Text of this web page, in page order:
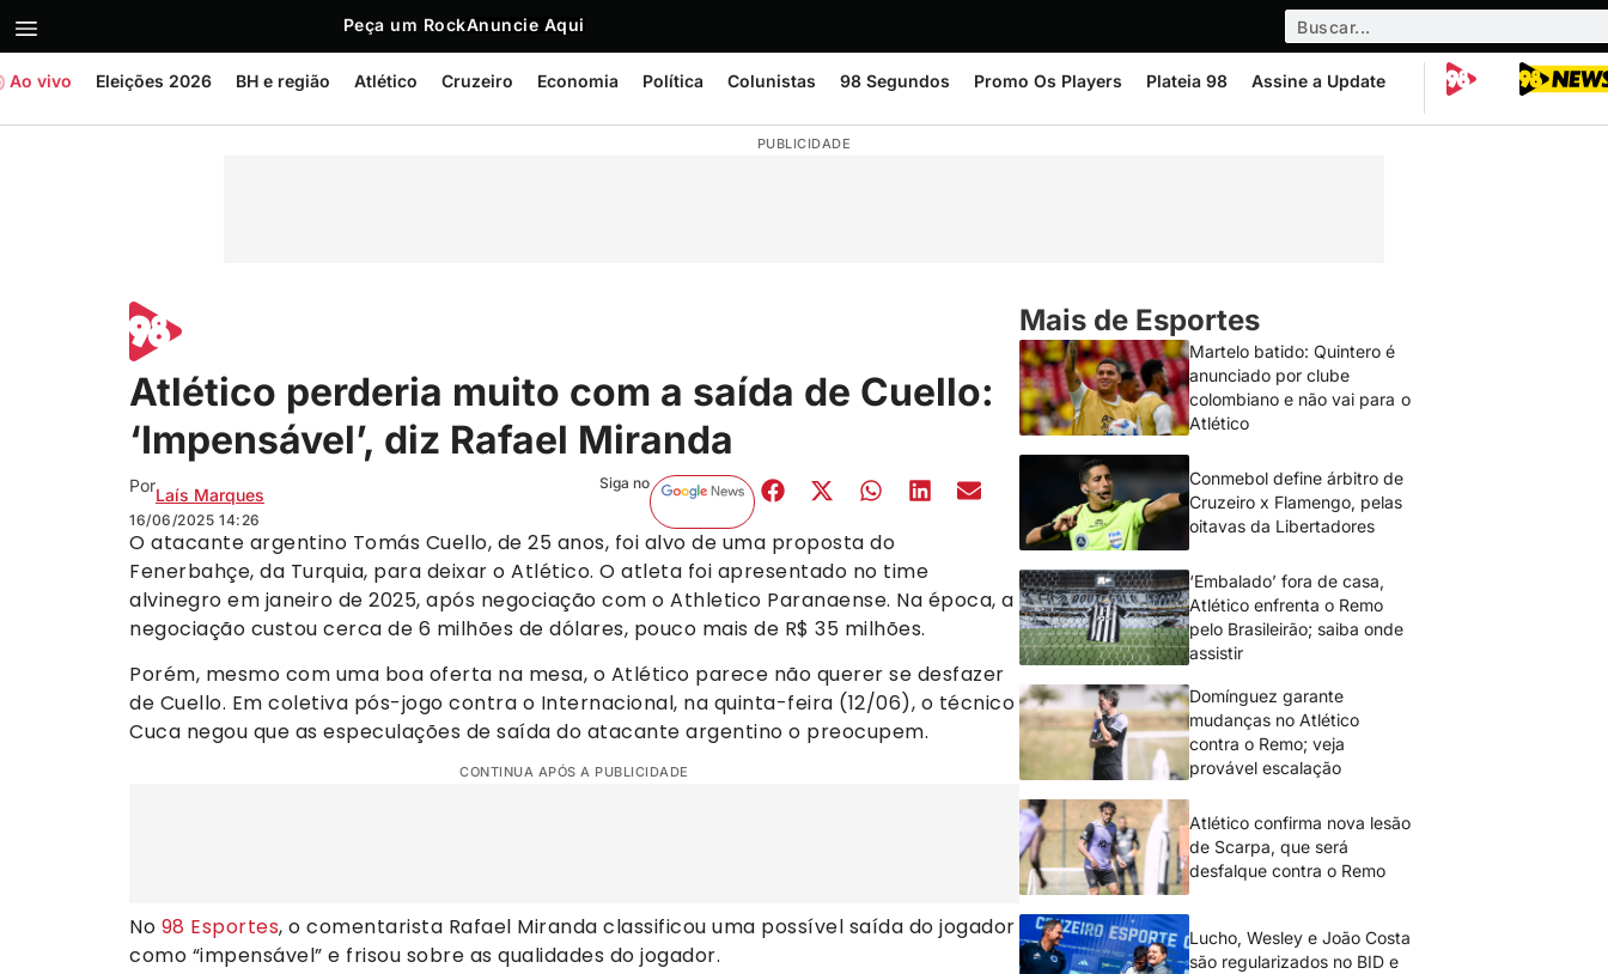
Peça um RockAnuncie Aqui
Ao vivo Eleições 2026 BH e região Atlético Cruzeiro Economia Política Colunistas 98 Segundos Promo Os Players Plateia 98 Assine a Update
PUBLICIDADE
Atlético perderia muito com a saída de Cuello:
‘Impensável’, diz Rafael Miranda
PorLaís Marques
16/06/2025 14:26
Siga no
O atacante argentino Tomás Cuello, de 25 anos, foi alvo de uma proposta do
Fenerbahçe, da Turquia, para deixar o Atlético. O atleta foi apresentado no time
alvinegro em janeiro de 2025, após negociação com o Athletico Paranaense. Na época, a
negociação custou cerca de 6 milhões de dólares, pouco mais de R$ 35 milhões.
Porém, mesmo com uma boa oferta na mesa, o Atlético parece não querer se desfazer
de Cuello. Em coletiva pós-jogo contra o Internacional, na quinta-feira (12/06), o técnico
Cuca negou que as especulações de saída do atacante argentino o preocupem.
CONTINUA APÓS A PUBLICIDADE
No 98 Esportes, o comentarista Rafael Miranda classificou uma possível saída do jogador
como “impensável” e frisou sobre as qualidades do jogador.
Mais de Esportes
Martelo batido: Quintero é
anunciado por clube
colombiano e não vai para o
Atlético
Conmebol define árbitro de
Cruzeiro x Flamengo, pelas
oitavas da Libertadores
‘Embalado’ fora de casa,
Atlético enfrenta o Remo
pelo Brasileirão; saiba onde
assistir
Domínguez garante
mudanças no Atlético
contra o Remo; veja
provável escalação
Atlético confirma nova lesão
de Scarpa, que será
desfalque contra o Remo
Lucho, Wesley e João Costa
são regularizados no BID e